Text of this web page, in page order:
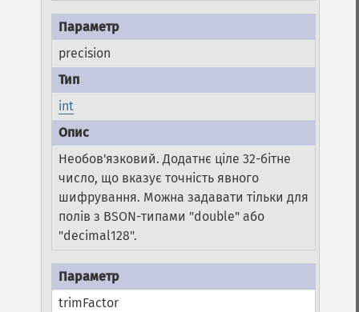
precision
int
Необов'язковий. Додатнє ціле 32-бітне
число, що вказує точність явного
шифрування. Можна задавати тільки для
полів з BSON-типами "double" або
"decimal128".
trimFactor